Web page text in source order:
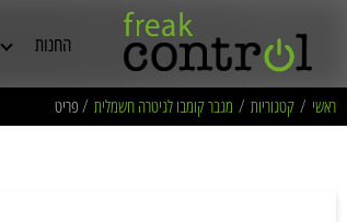
החנות
אוזניות
ראשי / קטגוריות / מגבר קומבו לגיטרה חשמלית / פריט